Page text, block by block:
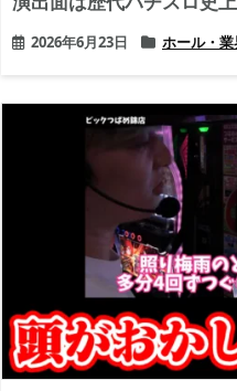
2026年6月23日 ホール・